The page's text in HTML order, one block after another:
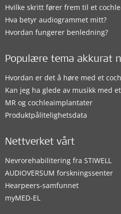
Hvilke skritt fører frem til et
Hva betyr audiogrammet mitt?
Hvordan fungerer benledning?
Populære tema akkurat
Hvordan er det å høre med et
Kan jeg ha glede av musikk med
MR og cochleaimplantater
Produktpålitelighetsdata
Nettverket vårt
Nevrorehabilitering fra STIWELL
AUDIOVERSUM forskningssenter
Hearpeers-samfunnet
myMED‑EL